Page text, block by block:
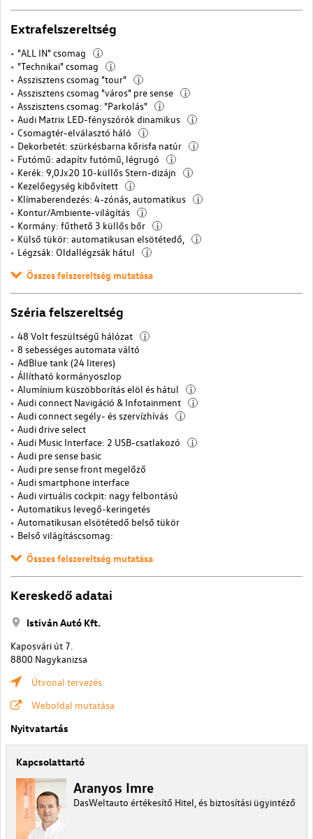
Extrafelszereltség
"ALL IN" csomag i
"Technikai" csomag i
Asszisztens csomag "tour" i
Asszisztens csomag "város" pre sense i
Asszisztens csomag: "Parkolás" i
Audi Matrix LED-fényszórók dinamikus i
Csomagtér-elválasztó háló i
Dekorbetét: szürkésbarna kőrisfa natúr i
Futómű: adapítv futómű, légrugó i
Kerék: 9,0Jx20 10-küllős Stern-dizájn i
Kezelőegység kibővített i
Klímaberendezés: 4-zónás, automatikus i
Kontur/Ambiente-világítás i
Kormány: fűthető 3 küllős bőr i
Külső tükör: automatikusan elsötétedő, i
Légzsák: Oldallégzsák hátul i
Összes felszereltség mutatása
Széria felszereltség
48 Volt feszültségű hálózat i
8 sebességes automata váltó
AdBlue tank (24 literes)
Állítható kormányoszlop
Alumínium küszöbborítás elöl és hátul
i
Audi connect Navigáció & Infotainment i
Audi connect segély- és szervízhívás i
Audi drive select
Audi Music Interface: 2 USB-csatlakozó
i
Audi pre sense basic
Audi pre sense front megelőző
Audi smartphone interface
Audi virtuális cockpit: nagy felbontású
Automatikus levegő-keringetés
Automatikusan elsötétedő belső tükör
Belső világításcsomag:
Összes felszereltség mutatása
Kereskedő adatai
Istiván Autó Kft.
Kaposvári út 7.
8800 Nagykanizsa
Útvonal tervezés
Weboldal mutatása
Nyitvatartás
Kapcsolattartó
Aranyos Imre
DasWeltauto értékesítő Hitel, és biztosítási ügyintéző